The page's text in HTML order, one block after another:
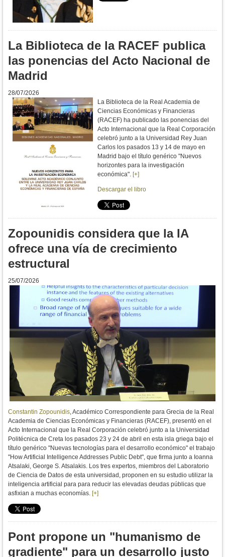
La Biblioteca de la RACEF publica
las ponencias del Acto Nacional de
Madrid
28/07/2026
La Biblioteca de la Real Academia de
Ciencias Económicas y Financieras
(RACEF) ha publicado las ponencias del
Acto Internacional que la Real Corporación
celebró junto a la Universidad Rey Juan
Carlos los pasados 13 y 14 de mayo en
Madrid bajo el título genérico "Nuevos
horizontes para la investigación
económica". [+]
Descargar el libro
Zopounidis considera que la IA
ofrece una vía de crecimiento
estructural
25/07/2026
Constantin Zopounidis, Académico Correspondiente para Grecia de la Real
Academia de Ciencias Económicas y Financieras (RACEF), presentó en el
Acto Internacional que la Real Corporación celebró junto a la Universidad
Politécnica de Creta los pasados 23 y 24 de abril en esta isla griega bajo el
título genérico "Nuevas tecnologías para el desarrollo económico" el trabajo
"How Artificial Intelligence Addresses Public Debt", que firma junto a Ioanna
Atsalaki, George S. Atsalakis. Los tres expertos, miembros del Laboratorio
de Ciencia de Datos de esta universidad, proponen en su estudio utilizar la
inteligencia artificial para para reducir las elevadas deudas públicas que
asfixian a muchas economías. [+]
Pont propone un "humanismo de
gradiente" para un desarrollo justo